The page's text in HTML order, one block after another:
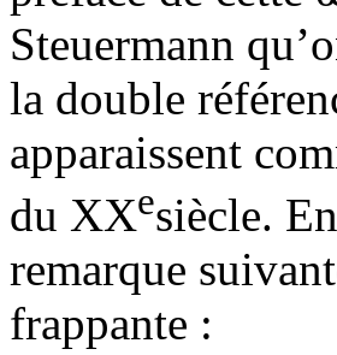
Steuermann
la double
apparaissent
du XXesiècle.
remarque
frappante :